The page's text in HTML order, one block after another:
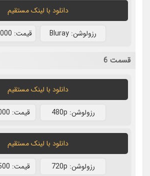
دانلود با لينک مستقيم
رزولوشن: Bluray قيمت: 10000 تومان
قسمت 6
دانلود با لينک مستقيم
رزولوشن: 480p قيمت: 8000 تومان
دانلود با لينک مستقيم
رزولوشن: 720p قيمت: 8500 تومان